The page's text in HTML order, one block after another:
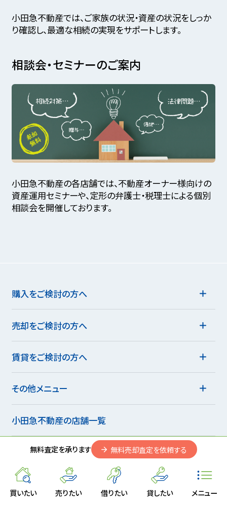
買いたい 売りたい 借りたい 貸したい メニュー
小田急不動産では、ご家族の状況・資産の状況をしっか
り確認し、最適な相続の実現をサポートします。
相談会・セミナーのご案内
小田急不動産の各店舗では、不動産オーナー様向けの
資産運用セミナーや、定形の弁護士・税理士による個別
相談会を開催しております。
無料査定を承ります 無料売却査定を依頼する
購入をご検討の方へ
売却をご検討の方へ
賃貸をご検討の方へ
その他メニュー
小田急不動産の店舗一覧
個人情報のお取り扱い
会社情報